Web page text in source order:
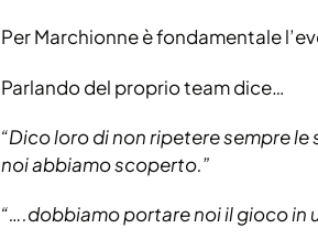
Per Marchionne è fondamentale
Parlando del proprio team dice…
“Dico loro di non ripetere sempre
noi abbiamo scoperto.”
“….dobbiamo portare noi il gioco in